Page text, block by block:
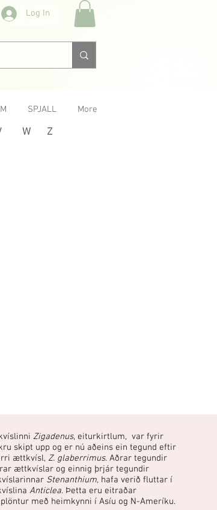
Log In
SPJALL More
W Z
Zigadenus, eiturkirtlum, var fyrir
skipt upp og er nú aðeins ein tegund eftir
ættkvísl, Z. glaberrimus. Aðrar tegundir
ættkvíslar og einnig þrjár tegundir
Stenanthium, hafa verið fluttar í
Anticlea. Þetta eru eitraðar
með heimkynni í Asíu og N-Ameríku.